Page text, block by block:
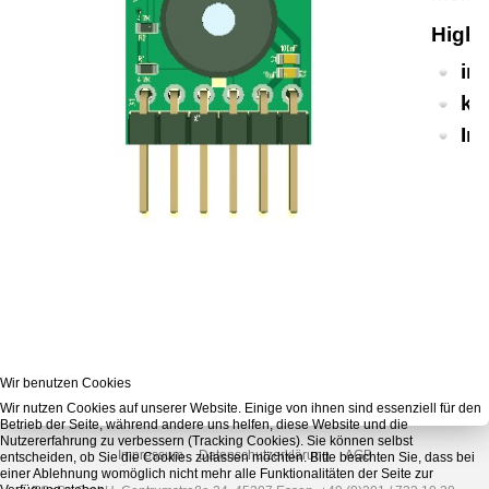
Impressum Datenschutzerklärung AGB
Wir benutzen Cookies
Wir nutzen Cookies auf unserer Website. Einige von ihnen sind essenziell für den
Betrieb der Seite, während andere uns helfen, diese Website und die
Nutzererfahrung zu verbessern (Tracking Cookies). Sie können selbst
entscheiden, ob Sie die Cookies zulassen möchten. Bitte beachten Sie, dass bei
einer Ablehnung womöglich nicht mehr alle Funktionalitäten der Seite zur